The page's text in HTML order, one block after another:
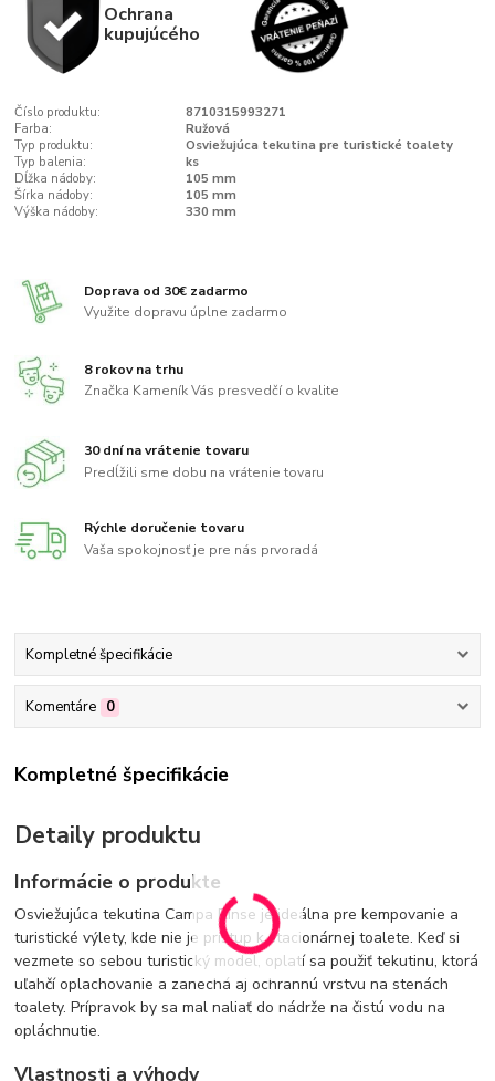
Ochrana
kupujúcého
Číslo produktu:
8710315993271
Farba:
Ružová
Typ produktu:
Osviežujúca tekutina pre turistické toalety
Typ balenia:
ks
Dĺžka nádoby:
105 mm
Šírka nádoby:
105 mm
Výška nádoby:
330 mm
Doprava od 30€ zadarmo
Využite dopravu úplne zadarmo
8 rokov na trhu
Značka Kameník Vás presvedčí o kvalite
30 dní na vrátenie tovaru
Predĺžili sme dobu na vrátenie tovaru
Rýchle doručenie tovaru
Vaša spokojnosť je pre nás prvoradá
Kompletné špecifikácie
Komentáre 0
Kompletné špecifikácie
Detaily produktu
Informácie o produkte
Osviežujúca tekutina Campa Rinse je ideálna pre kempovanie a
turistické výlety, kde nie je prístup k stacionárnej toalete. Keď si
vezmete so sebou turistický model, oplatí sa použiť tekutinu, ktorá
uľahčí oplachovanie a zanechá aj ochrannú vrstvu na stenách
toalety. Prípravok by sa mal naliať do nádrže na čistú vodu na
opláchnutie.
Vlastnosti a výhody